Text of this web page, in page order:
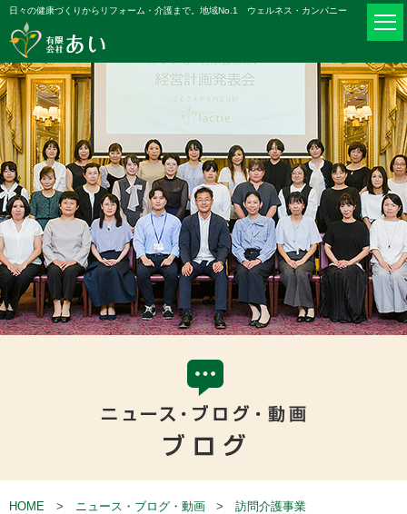
日々の健康づくりからリフォーム・介護まで。地域No.1 ウェルネス・カンパニー
HOME ニュース・ブログ・動画
訪問介護事業